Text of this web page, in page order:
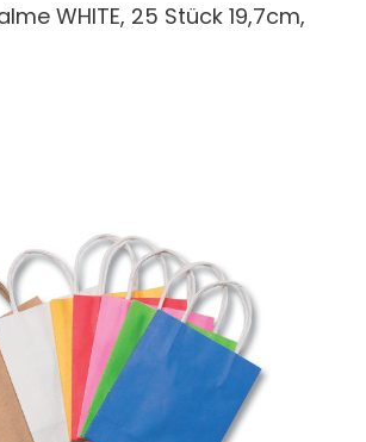
WHITE, 25 Stück 19,7cm,